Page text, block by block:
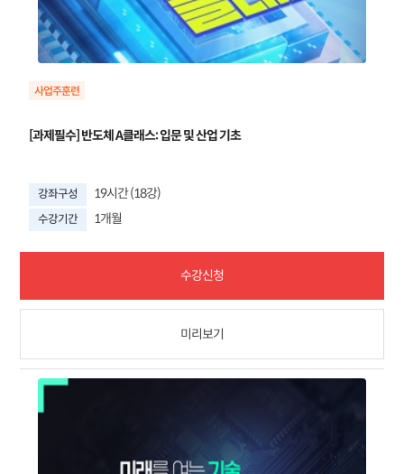
[과제필수] 반도체 A클래스: 입문 및 산업 기초
강좌구성 19시간 (18강)
수강기간 1개월
수강신청
미리보기